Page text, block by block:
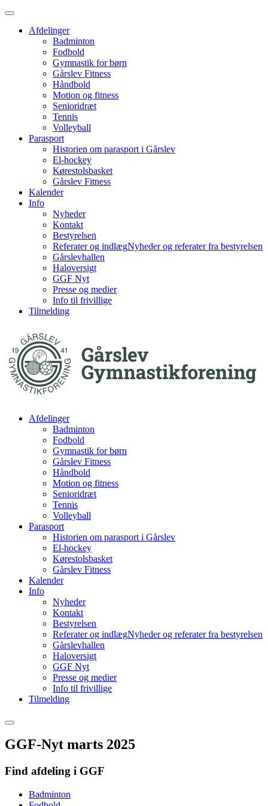
Afdelinger
Badminton
Fodbold
Gymnastik for børn
Gårslev Fitness
Håndbold
Motion og fitness
Senioridræt
Tennis
Volleyball
Parasport
Historien om parasport i Gårslev
El-hockey
Kørestolsbasket
Gårslev Fitness
Kalender
Info
Nyheder
Kontakt
Bestyrelsen
Referater og indlægNyheder og referater fra bestyrelsen
Gårslevhallen
Haloversigt
GGF Nyt
Presse og medier
Info til frivillige
Tilmelding
Afdelinger
Badminton
Fodbold
Gymnastik for børn
Gårslev Fitness
Håndbold
Motion og fitness
Senioridræt
Tennis
Volleyball
Parasport
Historien om parasport i Gårslev
El-hockey
Kørestolsbasket
Gårslev Fitness
Kalender
Info
Nyheder
Kontakt
Bestyrelsen
Referater og indlægNyheder og referater fra bestyrelsen
Gårslevhallen
Haloversigt
GGF Nyt
Presse og medier
Info til frivillige
Tilmelding
GGF-Nyt marts 2025
Find afdeling i GGF
Badminton